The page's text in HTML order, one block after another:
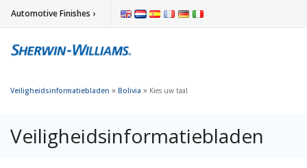
Automotive Finishes ›
Veiligheidsinformatiebladen » Bolivia » Kies uw taal
Veiligheidsinformatiebladen